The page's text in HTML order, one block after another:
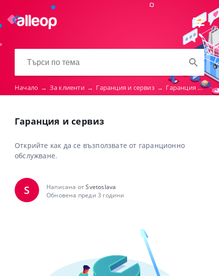
Начало → За клиенти → Гаранция и сервиз → Гаранция и сервиз
Гаранция и сервиз
Открийте как да се възползвате от гаранционно
обслужване.
S Написана отSvetoslava
Обновена преди 3 години